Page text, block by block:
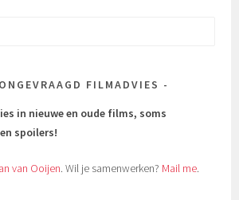
FILMADVIES
in nieuwe en oude films, soms
spoilers!
van Ooijen. Wil je samenwerken? Mail me.